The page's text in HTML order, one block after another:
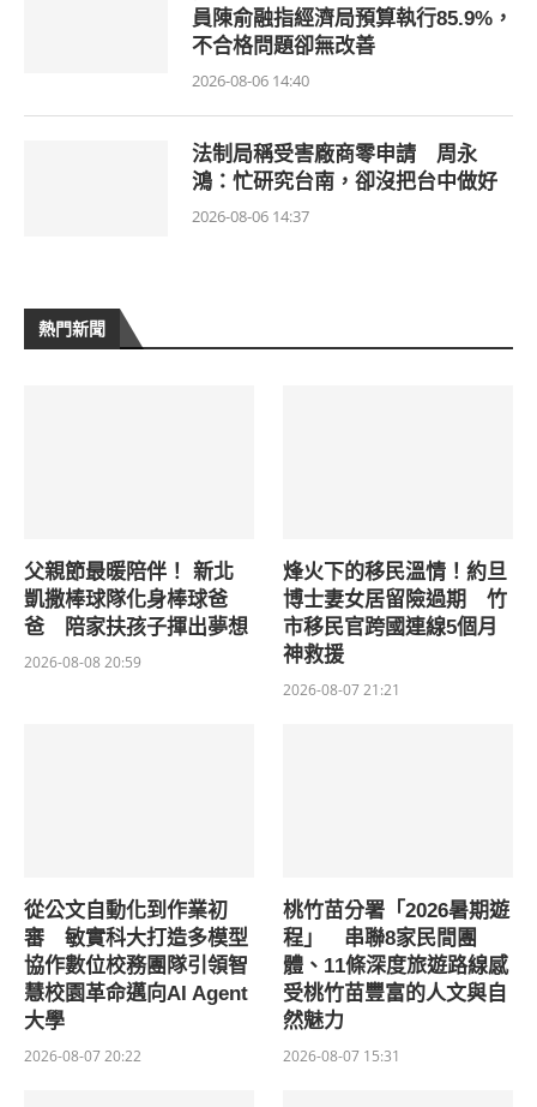
員陳俞融指經濟局預算執行85.9%，
不合格問題卻無改善
2026-08-06 14:40
法制局稱受害廠商零申請 周永
鴻：忙研究台南，卻沒把台中做好
2026-08-06 14:37
熱門新聞
父親節最暖陪伴！ 新北
凱撒棒球隊化身棒球爸
爸 陪家扶孩子揮出夢想
2026-08-08 20:59
烽火下的移民溫情！約旦
博士妻女居留險過期 竹
市移民官跨國連線5個月
神救援
2026-08-07 21:21
從公文自動化到作業初
審 敏實科大打造多模型
協作數位校務團隊引領智
慧校園革命邁向AI Agent
大學
2026-08-07 20:22
桃竹苗分署「2026暑期遊
程」 串聯8家民間團
體、11條深度旅遊路線感
受桃竹苗豐富的人文與自
然魅力
2026-08-07 15:31